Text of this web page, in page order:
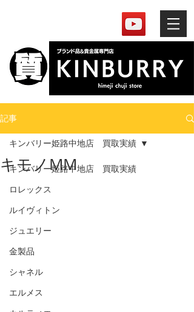
記事
キンバリー姫路中地店 買取実績
ロレックス
ルイヴィトン
ジュエリー
金製品
シャネル
エルメス
キンバリー姫路中地店 買取実績
キモノMM